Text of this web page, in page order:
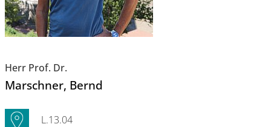
Herr Prof. Dr.
Marschner, Bernd
L.13.04